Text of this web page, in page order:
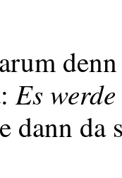
Es
dann da